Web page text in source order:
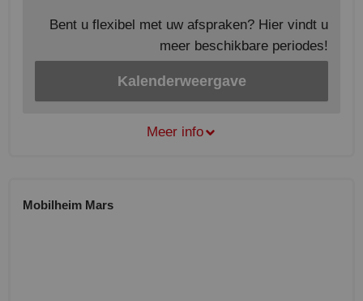
Bent u flexibel met uw afspraken? Hier vindt u
meer beschikbare periodes!
Kalenderweergave
Meer info
Mobilheim Mars